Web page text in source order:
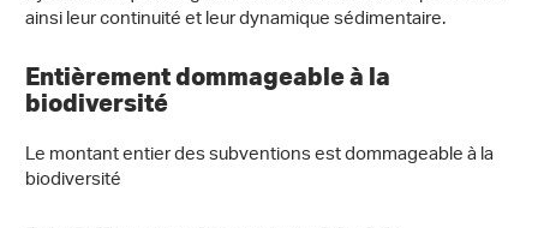
ainsi leur continuité et leur dynamique sédimentaire.
Entièrement dommageable à la
biodiversité
Le montant entier des subventions est dommageable à la
biodiversité